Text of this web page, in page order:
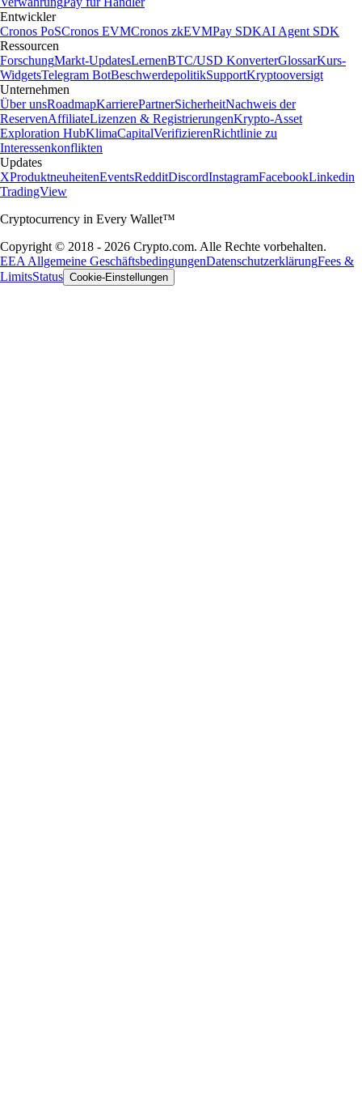
Entwickler
Cronos PoSCronos EVMCronos zkEVMPay SDKAI Agent SDK
Ressourcen
ForschungMarkt-UpdatesLernenBTC/USD KonverterGlossarKurs-
WidgetsTelegram BotBeschwerdepolitikSupportKryptooversigt
Unternehmen
Über unsRoadmapKarrierePartnerSicherheitNachweis der
ReservenAffiliateLizenzen & RegistrierungenKrypto-Asset
Exploration HubKlimaCapitalVerifizierenRichtlinie zu
Interessenkonflikten
Updates
XProduktneuheitenEventsRedditDiscordInstagramFacebookLinkedin
TradingView
Cryptocurrency in Every Wallet™
Copyright © 2018 - 2026 Crypto.com. Alle Rechte vorbehalten.
EEA Allgemeine GeschäftsbedingungenDatenschutzerklärungFees &
LimitsStatus Cookie-Einstellungen